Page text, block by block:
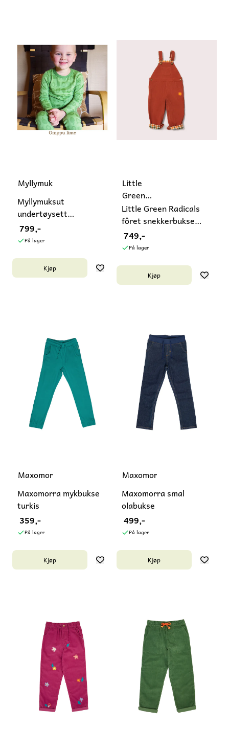
Myllymuksut
Myllymuksut
undertøysett
bambusviskose
799,-
På lager
Kjøp
Little
Green
Radicals
Little Green Radicals
fôret snekkerbukse
rustrød
749,-
På lager
Kjøp
Maxomorra
Maxomorra mykbukse
turkis
359,-
På lager
Kjøp
Maxomorra
Maxomorra smal
olabukse
499,-
På lager
Kjøp